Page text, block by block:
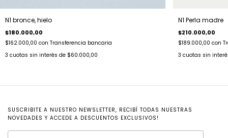
N1 bronce, hielo
$180.000,00
$162.000,00 con Transferencia bancaria
3 cuotas sin interés de $60.000,00
N1 Perla madre
$210.000,00
$189.000,00 con
3 cuotas sin
SUSCRIBITE A NUESTRO NEWSLETTER, RECIBÍ TODAS NUESTRAS
NOVEDADES Y ACCEDE A DESCUENTOS EXCLUSIVOS!